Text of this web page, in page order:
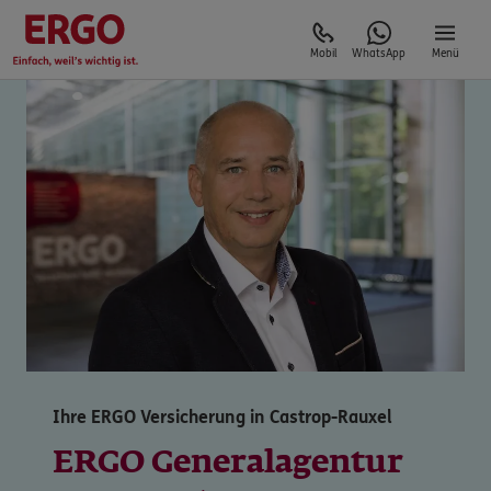
Mobil WhatsApp Menü
Ihre ERGO Versicherung in Castrop-Rauxel
ERGO Generalagentur